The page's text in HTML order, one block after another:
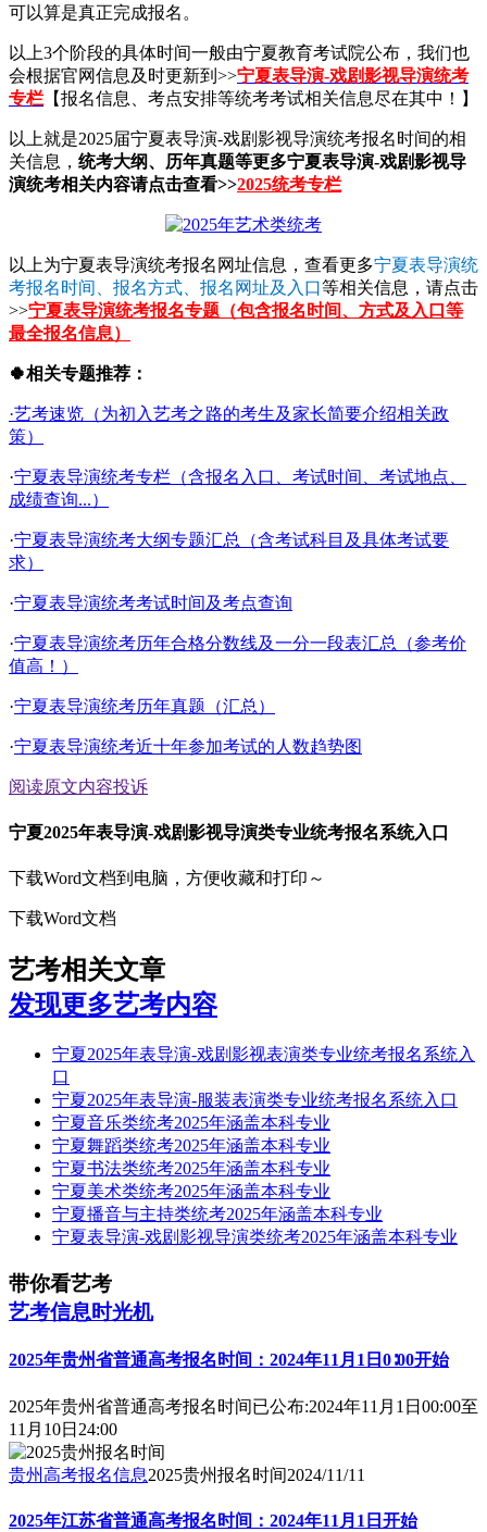
可以算是真正完成报名。
以上3个阶段的具体时间一般由宁夏教育考试院公布，我们也
会根据官网信息及时更新到>>宁夏表导演-戏剧影视导演统考
专栏 【报名信息、考点安排等统考考试相关信息尽在其中！】
以上就是2025届宁夏表导演-戏剧影视导演统考报名时间的相
关信息， 统考大纲、历年真题等更多宁夏表导演-戏剧影视导
演统考相关内容请点击查看>>2025统考专栏
以上为宁夏表导演统考报名网址信息，查看更多宁夏表导演统
考报名时间、报名方式、报名网址及入口等相关信息，请点击
>>宁夏表导演统考报名专题（包含报名时间、方式及入口等
最全报名信息）
🍀相关专题推荐：
·艺考速览（为初入艺考之路的考生及家长简要介绍相关政
策）
·宁夏表导演统考专栏（含报名入口、考试时间、考试地点、
成绩查询...）
·宁夏表导演统考大纲专题汇总（含考试科目及具体考试要
求）
·宁夏表导演统考考试时间及考点查询
·宁夏表导演统考历年合格分数线及一分一段表汇总（参考价
值高！）
·宁夏表导演统考历年真题（汇总）
·宁夏表导演统考近十年参加考试的人数趋势图
阅读原文内容投诉
宁夏2025年表导演-戏剧影视导演类专业统考报名系统入口
下载Word文档到电脑，方便收藏和打印～
下载Word文档
艺考相关文章
发现更多艺考内容
宁夏2025年表导演-戏剧影视表演类专业统考报名系统入
口
宁夏2025年表导演-服装表演类专业统考报名系统入口
宁夏音乐类统考2025年涵盖本科专业
宁夏舞蹈类统考2025年涵盖本科专业
宁夏书法类统考2025年涵盖本科专业
宁夏美术类统考2025年涵盖本科专业
宁夏播音与主持类统考2025年涵盖本科专业
宁夏表导演-戏剧影视导演类统考2025年涵盖本科专业
带你看艺考
艺考信息时光机
2025年贵州省普通高考报名时间：2024年11月1日0∶00开始
2025年贵州省普通高考报名时间已公布:2024年11月1日00:00至
11月10日24:00
贵州高考报名信息2025贵州报名时间2024/11/11
2025年江苏省普通高考报名时间：2024年11月1日开始